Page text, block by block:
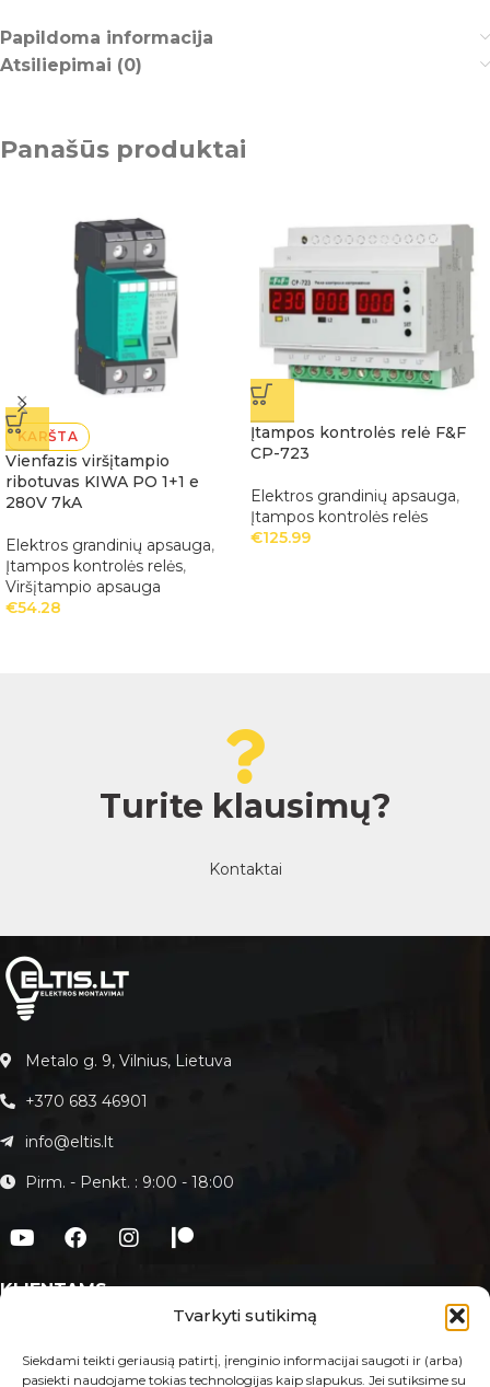
Tvarkyti sutikimą
Siekdami teikti geriausią patirtį, įrenginio informacijai saugoti ir (arba)
pasiekti naudojame tokias technologijas kaip slapukus. Jei sutiksime su
Papildoma informacija
Atsiliepimai (0)
Panašūs produktai
KARŠTA
Vienfazis viršįtampio
ribotuvas KIWA PO 1+1 e
280V 7kA
Elektros grandinių apsauga,
Įtampos kontrolės relės,
Viršįtampio apsauga
€54.28
Įtampos kontrolės relė F&F
CP-723
Elektros grandinių apsauga,
Įtampos kontrolės relės
€125.99
Turite klausimų?
Kontaktai
Metalo g. 9, Vilnius, Lietuva
+370 683 46901
info@eltis.lt
Pirm. - Penkt. : 9:00 - 18:00
KLIENTAMS
Paslaugos
Kontaktai